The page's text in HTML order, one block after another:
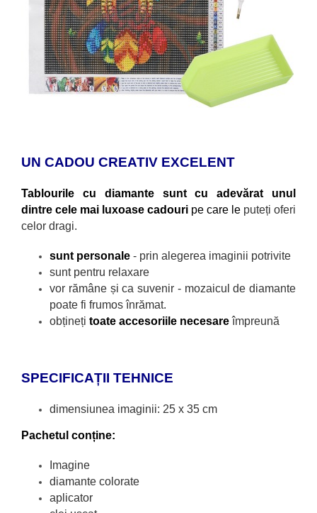
UN CADOU CREATIV EXCELENT
Tablourile cu diamante sunt cu adevărat unul
dintre cele mai luxoase cadouri pe care le puteți oferi
celor dragi.
sunt personale - prin alegerea imaginii potrivite
sunt pentru relaxare
vor rămâne și ca suvenir - mozaicul de diamante
poate fi frumos înrămat.
obțineți toate accesoriile necesareîmpreună
SPECIFICAȚII TEHNICE
dimensiunea imaginii: 25 x 35 cm
Pachetul conține:
Imagine
diamante colorate
aplicator